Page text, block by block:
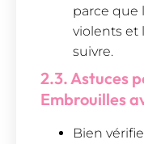
parce que
violents et
suivre.
2.3. Astuces
Embrouilles
Bien